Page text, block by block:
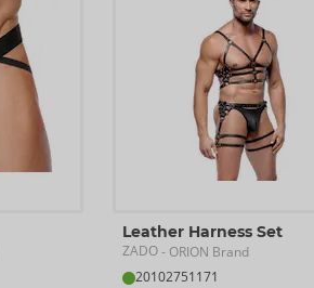
Leather Harness Set
ZADO- ORION Brand
20102751171